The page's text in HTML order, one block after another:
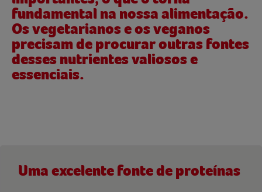
fundamental na nossa alimentação.
Os vegetarianos e os veganos
precisam de procurar outras fontes
desses nutrientes valiosos e
essenciais.
Uma excelente fonte de proteínas